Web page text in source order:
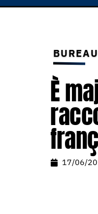
È
17/06/